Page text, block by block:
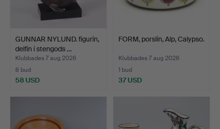
GUNNAR NYLUND. figurin,
delfin i stengods …
Klubbades 7 aug 2026
8 bud
58 USD
FORM, porslin, Alp, Calypso.
Klubbades 7 aug 2026
1 bud
37 USD